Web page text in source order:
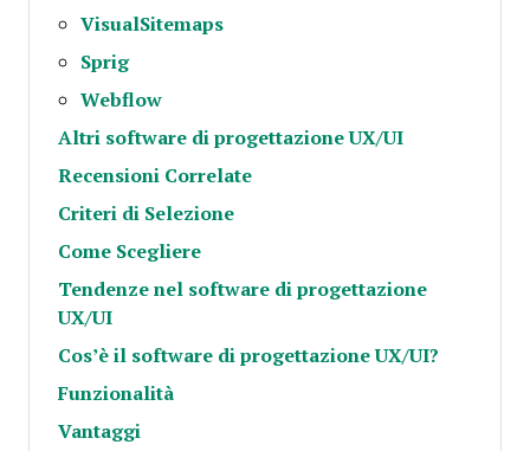
VisualSitemaps
Sprig
Webflow
Altri software di progettazione UX/UI
Recensioni Correlate
Criteri di Selezione
Come Scegliere
Tendenze nel software di progettazione
UX/UI
Cos’è il software di progettazione UX/UI?
Funzionalità
Vantaggi